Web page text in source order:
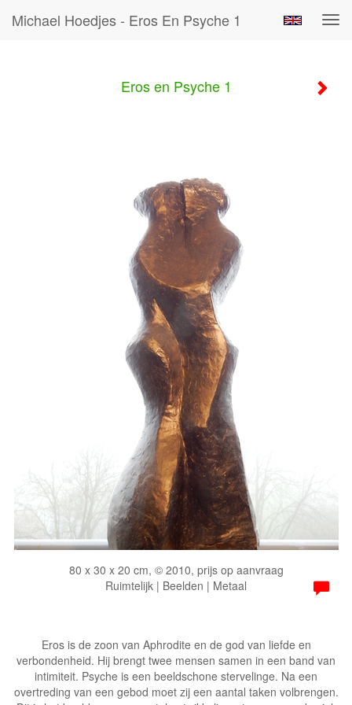
Michael Hoedjes - Eros En Psyche 1
Eros en Psyche 1
80 x 30 x 20 cm, © 2010, prijs op aanvraag
Ruimtelijk | Beelden | Metaal
Eros is de zoon van Aphrodite en de god van liefde en
verbondenheid. Hij brengt twee mensen samen in een band van
intimiteit. Psyche is een beeldschone stervelinge. Na een
overtreding van een gebod moet zij een aantal taken volbrengen.